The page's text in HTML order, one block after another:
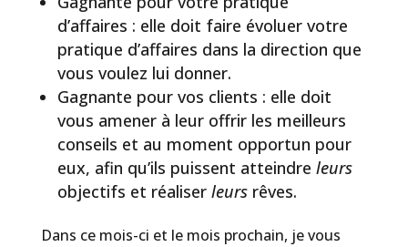
d’affaires : elle doit faire évoluer votre
pratique d’affaires dans la direction que
vous voulez lui donner.
Gagnante pour vos clients : elle doit
vous amener à leur offrir les meilleurs
conseils et au moment opportun pour
eux, afin qu’ils puissent atteindre leurs
objectifs et réaliser leursrêves.
Dans ce mois-ci et le mois prochain, je vous